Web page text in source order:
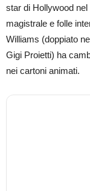
star di Hollywood
magistrale e folle
Williams (doppiato
Gigi Proietti) ha
nei cartoni animati.